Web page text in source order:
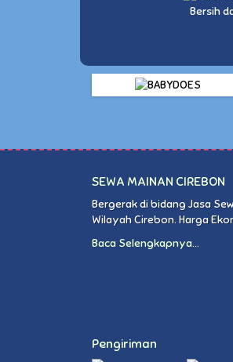
Bersih
SEWA MAINAN CIREBON
Bergerak di bidang Jasa
Wilayah Cirebon. Harga
Baca Selengkapnya...
Pengiriman